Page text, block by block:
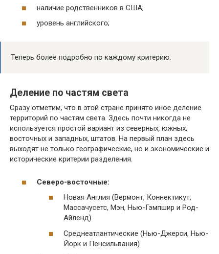
наличие родственников в США;
уровень английского;
Теперь более подробно по каждому критерию.
Деление по частям света
Сразу отметим, что в этой стране принято иное деление
территорий по частям света. Здесь почти никогда не
используется простой вариант из северных, южных,
восточных и западных, штатов. На первый план здесь
выходят не только географические, но и экономические и
исторические критерии разделения.
Северо-восточные:
Новая Англия (Вермонт, Коннектикут,
Массачусетс, Мэн, Нью-Гэмпшир и Род-
Айленд)
Среднеатлантические (Нью-Джерси, Нью-
Йорк и Пенсильвания)